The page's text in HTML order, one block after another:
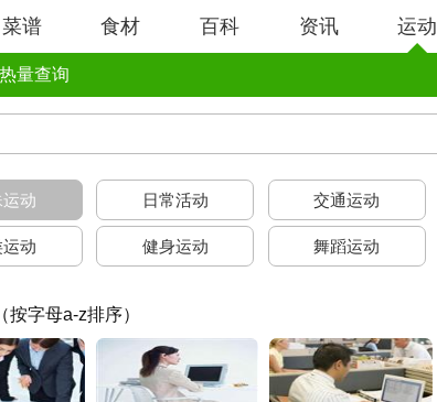
菜谱 食材 百科 资讯 运动
量查询
动 日常活动 交通运动
动 健身运动 舞蹈运动
（按字母a-z排序）